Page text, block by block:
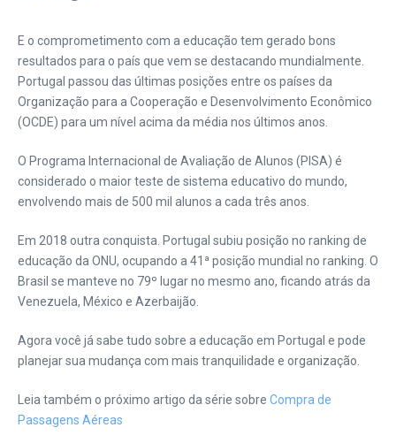
E o comprometimento com a educação tem gerado bons
resultados para o país que vem se destacando mundialmente.
Portugal passou das últimas posições entre os países da
Organização para a Cooperação e Desenvolvimento Econômico
(OCDE) para um nível acima da média nos últimos anos.
O Programa Internacional de Avaliação de Alunos (PISA) é
considerado o maior teste de sistema educativo do mundo,
envolvendo mais de 500 mil alunos a cada três anos.
Em 2018 outra conquista. Portugal subiu posição no ranking de
educação da ONU, ocupando a 41ª posição mundial no ranking. O
Brasil se manteve no 79º lugar no mesmo ano, ficando atrás da
Venezuela, México e Azerbaijão.
Agora você já sabe tudo sobre a educação em Portugal e pode
planejar sua mudança com mais tranquilidade e organização.
Leia também o próximo artigo da série sobre Compra de
Passagens Aéreas